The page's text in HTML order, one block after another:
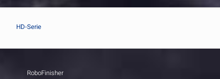
HD-Serie
RoboFinisher